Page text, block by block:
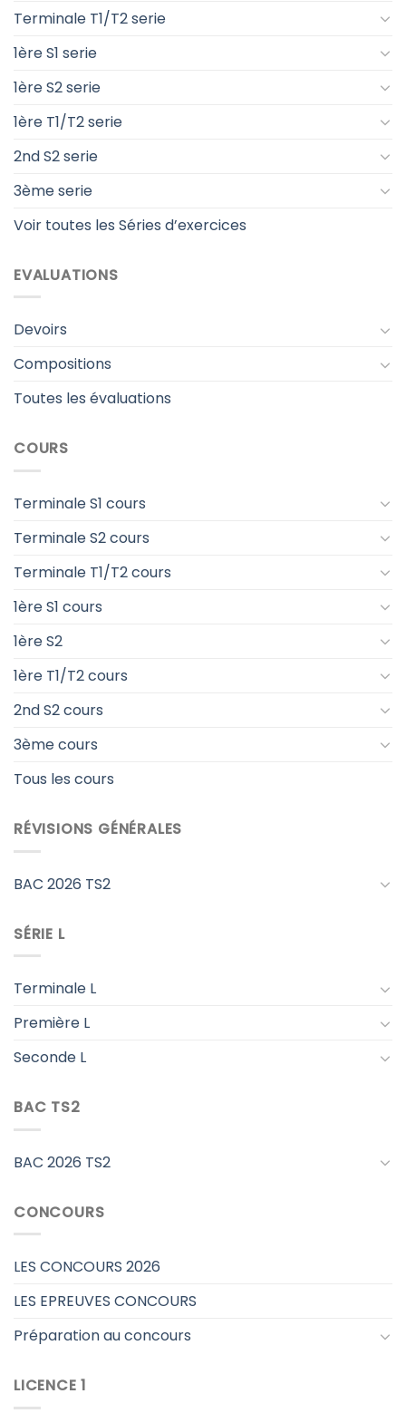
Terminale T1/T2 serie
1ère S1 serie
1ère S2 serie
1ère T1/T2 serie
2nd S2 serie
3ème serie
Voir toutes les Séries d’exercices
EVALUATIONS
Devoirs
Compositions
Toutes les évaluations
COURS
Terminale S1 cours
Terminale S2 cours
Terminale T1/T2 cours
1ère S1 cours
1ère S2
1ère T1/T2 cours
2nd S2 cours
3ème cours
Tous les cours
RÉVISIONS GÉNÉRALES
BAC 2026 TS2
SÉRIE L
Terminale L
Première L
Seconde L
BAC TS2
BAC 2026 TS2
CONCOURS
LES CONCOURS 2026
LES EPREUVES CONCOURS
Préparation au concours
LICENCE 1